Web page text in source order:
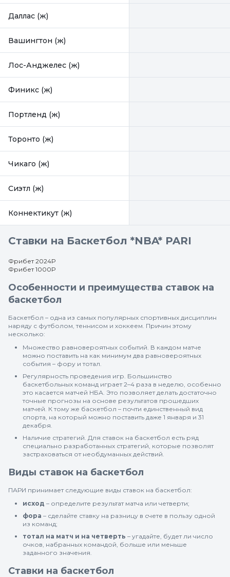
Даллас (ж)
Вашингтон (ж)
Лос-Анджелес (ж)
Финикс (ж)
Портленд (ж)
Торонто (ж)
Чикаго (ж)
Сиэтл (ж)
Коннектикут (ж)
Ставки на Баскетбол *NBA* PARI
Фрибет 2024Р
Фрибет 1000Р
Особенности и преимущества ставок на
баскетбол
Баскетбол – одна из самых популярных спортивных дисциплин
наряду с футболом, теннисом и хоккеем. Причин этому
несколько:
Множество равновероятных событий. В каждом матче
можно поставить на как минимум два равновероятных
события – фору и тотал.
Регулярность проведения игр. Большинство
баскетбольных команд играет 2–4 раза в неделю, особенно
это касается матчей НБА. Это позволяет делать достаточно
точные прогнозы на основе результатов прошедших
матчей. К тому же баскетбол – почти единственный вид
спорта, на который можно поставить даже 1 января и 31
декабря.
Наличие стратегий. Для ставок на баскетбол есть ряд
специально разработанных стратегий, которые позволят
застраховаться от необдуманных действий.
Виды ставок на баскетбол
ПАРИ принимает следующие виды ставок на баскетбол:
исход – определите результат матча или четверти;
фора – сделайте ставку на разницу в счете в пользу одной
из команд;
тотал на матч и на четверть – угадайте, будет ли число
очков, набранных командой, больше или меньше
заданного значения.
Ставки на баскетбол